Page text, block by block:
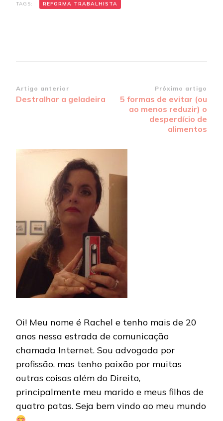
TAGS: REFORMA TRABALHISTA
Navegação
de
Artigo anterior
Destralhar a geladeira
Próximo artigo
5 formas de evitar (ou
ao menos reduzir) o
desperdício de
alimentos
Oi! Meu nome é Rachel e tenho mais de 20
anos nessa estrada de comunicação
chamada Internet. Sou advogada por
profissão, mas tenho paixão por muitas
outras coisas além do Direito,
principalmente meu marido e meus filhos de
quatro patas. Seja bem vindo ao meu mundo